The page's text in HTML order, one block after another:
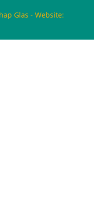
Glas - Website: